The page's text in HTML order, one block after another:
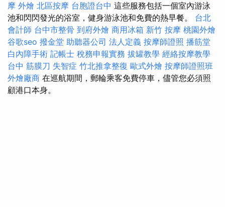
摩 外燴 北區按摩 台胞證台中 這些服務包括一個室內游泳
池和閃閃發光的浴室，健身游泳池和免費的熱早餐。 台北
會計師 台中市整骨 到府外燴 商用冰箱 新竹 按摩 桃園外燴
谷歌seo 撥金堂 助聽器公司 法人定義 按摩師證照 播筋堂
白內障手術 記帳士 稅務申報實務 拔罐教學 經絡按摩教學
台中 筋膜刀 失智症 竹北推拿整復 歐式外燴 按摩師證照班
外燴廠商 在巡航期間，郵輪乘客免費停車，儘管您必須照
顧港口本身。